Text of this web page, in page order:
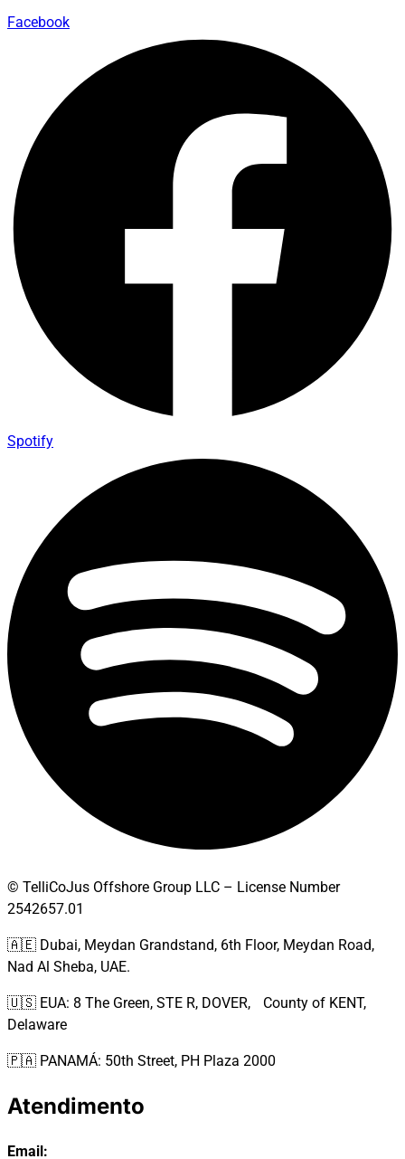
Facebook
Spotify
© TelliCoJus Offshore Group LLC – License Number
2542657.01
🇦🇪 Dubai, Meydan Grandstand, 6th Floor, Meydan Road,
Nad Al Sheba, UAE.
🇺🇸 EUA: 8 The Green, STE R, DOVER, County of KENT,
Delaware
🇵🇦 PANAMÁ: 50th Street, PH Plaza 2000
Atendimento
Email: